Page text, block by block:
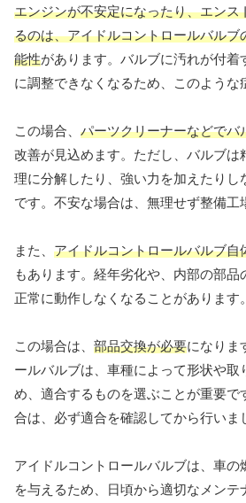
エンジンが不安定になったり、エンス
るのは、アイドルコントロールバルブ
能性があります。バルブに汚れが付着
に調整できなくなるため、このような
この場合、 パーツクリーナーなどでバ
改善が見込めます。ただし、バルブは
理に分解したり、強い力を加えたりし
です。不安な場合は、無理せず整備工
また、 アイドルコントロールバルブ自
もあります。経年劣化や、内部の部品
正常に動作しなくなることがあります。
この場合は、 部品交換が必要になりま
ールバルブは、車種によって形状や取
め、適合するものを選ぶことが重要で
合は、必ず適合を確認してから行いま
アイドルコントロールバルブは、車の
を与えるため、日頃から適切なメンテ